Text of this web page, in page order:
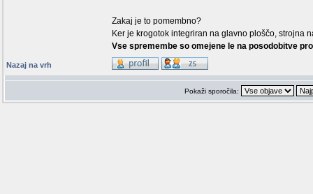
Zakaj je to pomembno?
Ker je krogotok integriran na glavno ploščo, strojna
Vse spremembe so omejene le na posodobitve
Nazaj na vrh
Pokaži sporočila: